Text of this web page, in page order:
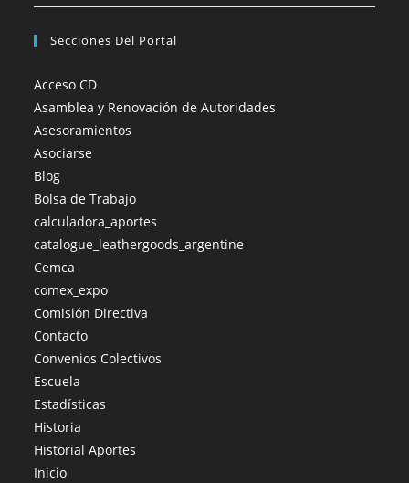
Secciones Del Portal
Acceso CD
Asamblea y Renovación de Autoridades
Asesoramientos
Asociarse
Blog
Bolsa de Trabajo
calculadora_aportes
catalogue_leathergoods_argentine
Cemca
comex_expo
Comisión Directiva
Contacto
Convenios Colectivos
Escuela
Estadísticas
Historia
Historial Aportes
Inicio